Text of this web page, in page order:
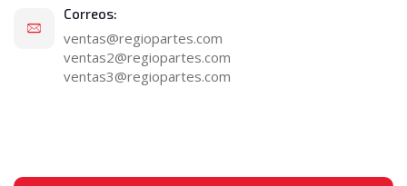
Correos:
ventas@regiopartes.com
ventas2@regiopartes.com
ventas3@regiopartes.com